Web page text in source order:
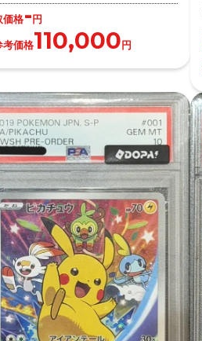
価格-円
考価格110,000円